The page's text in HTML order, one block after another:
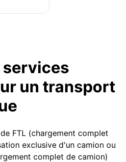
services
un transport
FTL (chargement complet
exclusive d'un camion ou
complet de camion)